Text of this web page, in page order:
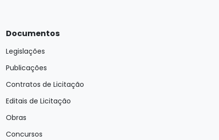
Documentos
Legislações
Publicações
Contratos de Licitação
Editais de Licitação
Obras
Concursos